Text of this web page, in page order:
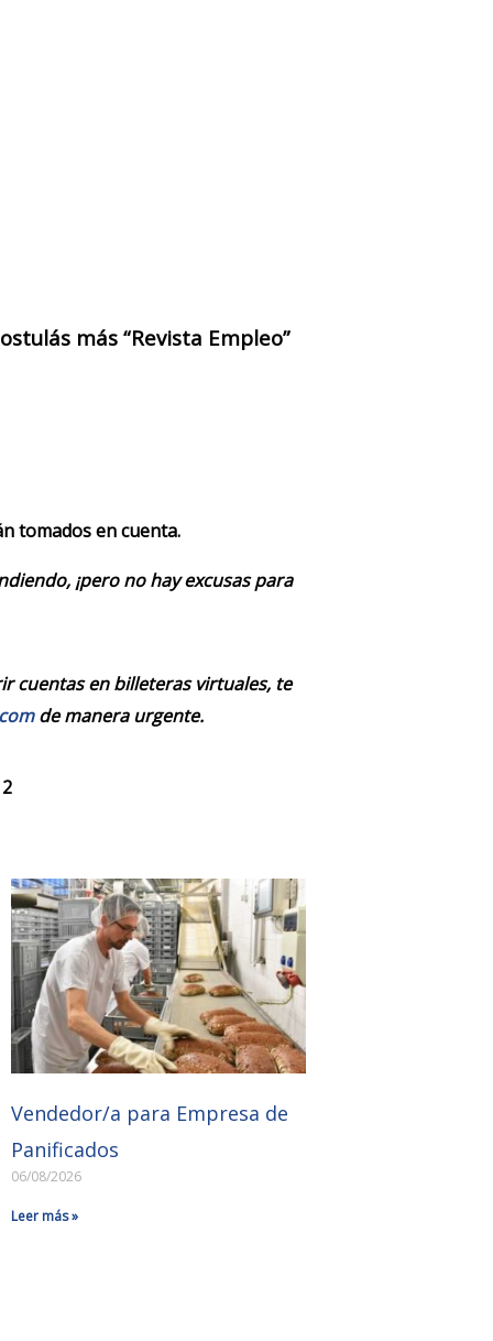
más “Revista Empleo”
tomados en cuenta.
¡pero no hay excusas para
cuentas en billeteras virtuales, te
de manera urgente.
Vendedor/a para Empresa de
Panificados
06/08/2026
Leer más »